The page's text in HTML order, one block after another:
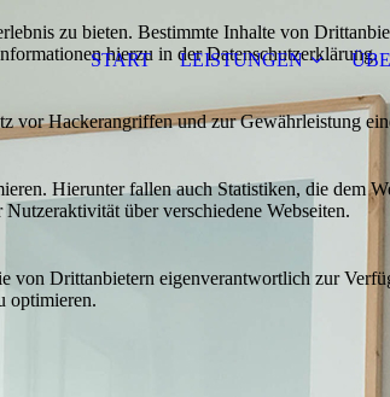
START LEISTUNGEN
zu bieten. Bestimmte Inhalte von
hierzu in der Datenschutzerklärung.
Hackerangriffen und zur Gewährleistung
Hierunter fallen auch Statistiken, die dem
über verschiedene Webseiten.
von Drittanbietern eigenverantwortlich zur
optimieren.